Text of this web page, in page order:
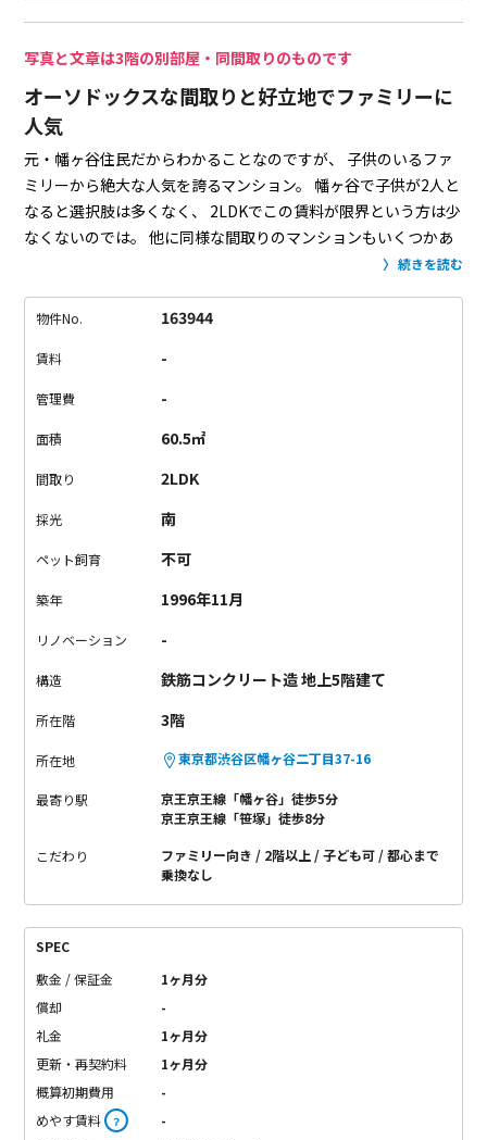
写真と文章は3階の別部屋・同間取りのものです
オーソドックスな間取りと好立地でファミリーに
人気
元・幡ヶ谷住民だからわかることなのですが、
子供のいるファ
ミリーから絶大な人気を誇るマンション。
幡ヶ谷で子供が2人と
なると選択肢は多くなく、
2LDKでこの賃料が限界という方は少
なくないのでは。
他に同様な間取りのマンションもいくつかあ
賃料が20万前後が多く、もう少し賃料を抑えたいと
く、幡ヶ谷と笹塚の2駅利用可能。
備考＞
※保証会社利用必須／初回：総賃料1ヵ月の50％、2年目
以降10,000円／年
※カギ交換費用借主負担：21,600円
費）
続きを読む
物件No. 163944
賃料 -
管理費 -
面積 60.5㎡
間取り 2LDK
採光 南
ペット飼育 不可
築年 1996年11月
リノベーション -
構造 鉄筋コンクリート造 地上5階建て
所在階 3階
所在地 東京都渋谷区幡ヶ谷二丁目37-16
最寄り駅
京王京王線「幡ヶ谷」徒歩5分
京王京王線「笹塚」徒歩8分
こだわり ファミリー向き 2階以上 子ども可
都心まで
乗換なし
SPEC
敷金 / 保証金
1ヶ月分
償却
-
礼金
1ヶ月分
更新・再契約料
1ヶ月分
概算初期費用
-
めやす賃料 ？
-